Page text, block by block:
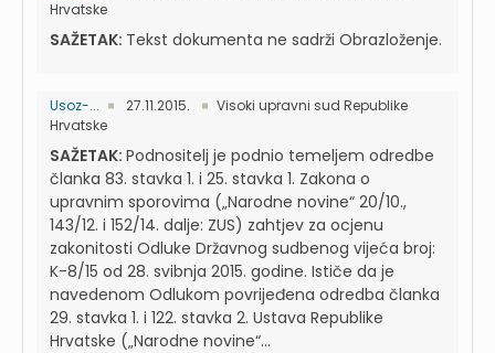
Hrvatske
SAŽETAK: Tekst dokumenta ne sadrži Obrazloženje.
Usoz-... 27.11.2015.
Visoki upravni sud Republike
Hrvatske
SAŽETAK: Podnositelj je podnio temeljem odredbe
članka 83. stavka 1. i 25. stavka 1. Zakona o
upravnim sporovima („Narodne novine“ 20/10.,
143/12. i 152/14. dalje: ZUS) zahtjev za ocjenu
zakonitosti Odluke Državnog sudbenog vijeća broj:
K-8/15 od 28. svibnja 2015. godine. Ističe da je
navedenom Odlukom povrijeđena odredba članka
29. stavka 1. i 122. stavka 2. Ustava Republike
Hrvatske („Narodne novine“...